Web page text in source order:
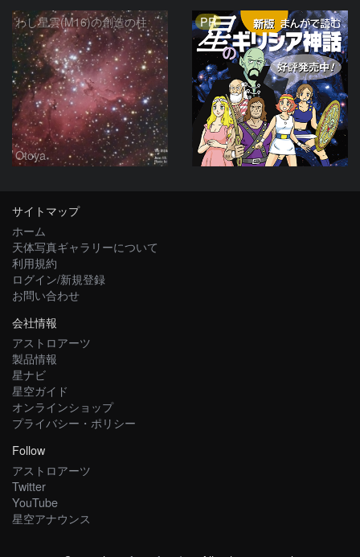
わし星雲(M16)の創造の柱
Otoya
PR
サイトマップ
ホーム
天体写真ギャラリーについて
利用規約
ログイン/新規登録
お問い合わせ
会社情報
アストロアーツ
製品情報
星ナビ
星空ガイド
オンラインショップ
プライバシー・ポリシー
Follow
アストロアーツ
Twitter
YouTube
星空アナウンス